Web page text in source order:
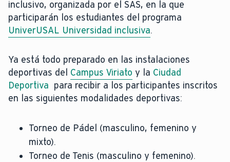
inclusivo, organizada por el SAS, en la que
participarán los estudiantes del programa
UniverUSAL Universidad inclusiva.
Ya está todo preparado en las instalaciones
deportivas del Campus Viriato y la Ciudad
Deportiva para recibir a los participantes inscritos
en las siguientes modalidades deportivas:
Torneo de Pádel (masculino, femenino y
mixto).
Torneo de Tenis (masculino y femenino).